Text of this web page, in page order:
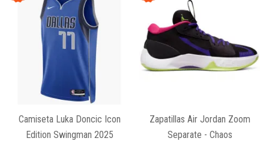
Camiseta Luka Doncic Icon
Edition Swingman 2025
Zapatillas Air Jordan Zoom
Separate - Chaos